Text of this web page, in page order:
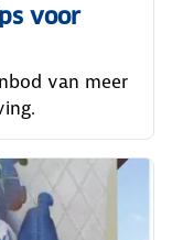
voor
van meer